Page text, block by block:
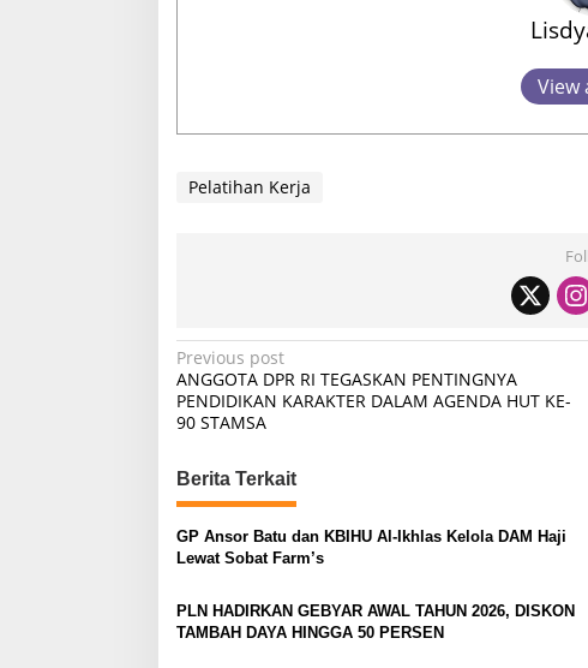
View
Pelatihan Kerja
P
o
s
t
n
a
v
i
g
Previous post
ANGGOTA DPR RI TEGASKAN PENTINGNYA
PENDIDIKAN KARAKTER DALAM AGENDA HUT KE-
90 STAMSA
Berita Terkait
GP Ansor Batu dan KBIHU Al-Ikhlas Kelola DAM Haji
Lewat Sobat Farm’s
PLN HADIRKAN GEBYAR AWAL TAHUN 2026, DISKON
TAMBAH DAYA HINGGA 50 PERSEN